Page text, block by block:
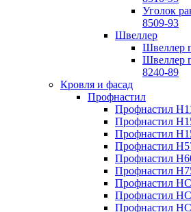
Уголок
8509-93
Швеллер
Швеллер
Швеллер
8240-89
Кровля и фасад
Профнастил
Профнастил
Профнастил
Профнастил
Профнастил
Профнастил
Профнастил
Профнастил
Профнастил
Профнастил